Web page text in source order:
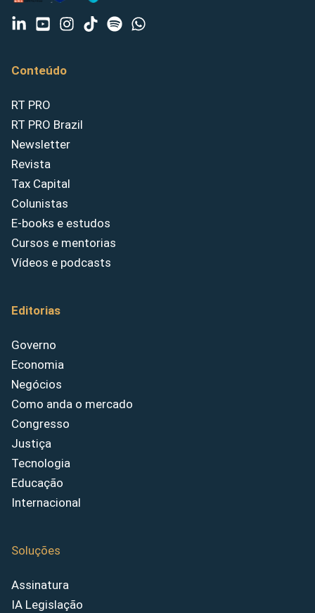
Conteúdo
RT PRO
RT PRO Brazil
Newsletter
Revista
Tax Capital
Colunistas
E-books e estudos
Cursos e mentorias
Vídeos e podcasts
Editorias
Governo
Economia
Negócios
Como anda o mercado
Congresso
Justiça
Tecnologia
Educação
Internacional
Soluções
Assinatura
IA Legislação